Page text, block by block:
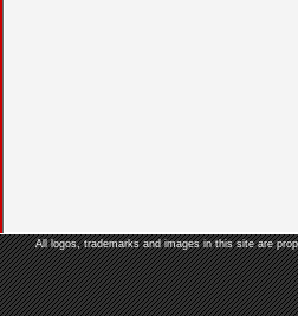
All logos, trademarks and images in this site are